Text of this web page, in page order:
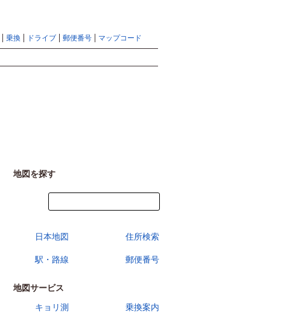
乗換 ドライブ 郵便番号 マップコード
地図を探す
日本地図 住所検索
駅・路線 郵便番号
地図サービス
キョリ測
乗換案内